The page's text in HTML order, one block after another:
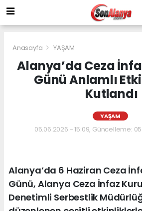
Anasayfa YAŞAM
Alanya’da Ceza
Günü Anlamlı
Kutlandı
YAŞAM
05.06.2026 - 15:09, Güncelleme:
Alanya’da 6 Haziran Ceza
Günü, Alanya Ceza İnfaz
Denetimli Serbestlik